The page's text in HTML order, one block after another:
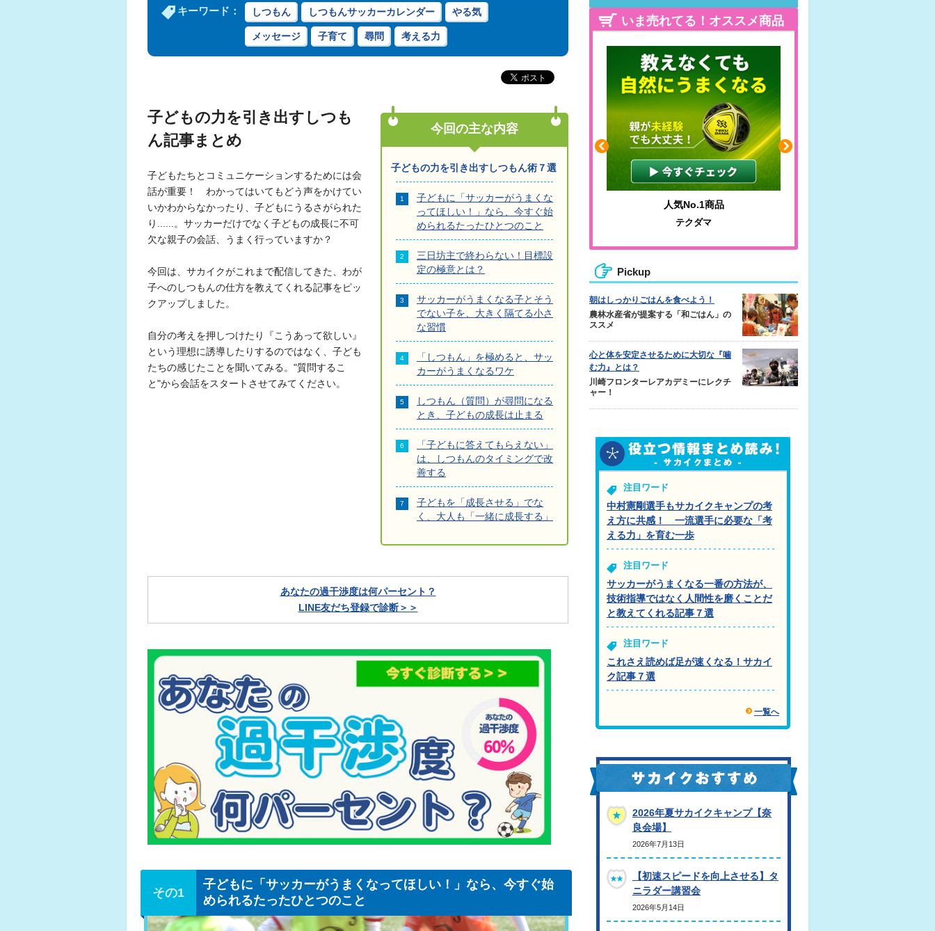
キーワード： しつもん しつもんサッカーカレンダー やる気
メッセージ 子育て 尋問 考える力
今回の主な内容
子どもの力を引き出すしつもん術７選
子どもに「サッカーがうまくな
ってほしい！」なら、今すぐ始
められるたったひとつのこと
三日坊主で終わらない！目標設
定の極意とは？
サッカーがうまくなる子とそう
でない子を、大きく隔てる小さ
な習慣
「しつもん」を極めると、サッ
カーがうまくなるワケ
しつもん（質問）が尋問になる
とき、子どもの成長は止まる
「子どもに答えてもらえない」
は、しつもんのタイミングで改
善する
子どもを「成長させる」でな
く、大人も「一緒に成長する」
子どもの力を引き出すしつも
ん記事まとめ
子どもたちとコミュニケーションするためには会
話が重要！ わかってはいてもどう声をかけてい
いかわからなかったり、子どもにうるさがられた
り......。サッカーだけでなく子どもの成長に不可
欠な親子の会話、うまく行っていますか？
今回は、サカイクがこれまで配信してきた、わが
子へのしつもんの仕方を教えてくれる記事をピッ
クアップしました。
自分の考えを押しつけたり『こうあって欲しい』
という理想に誘導したりするのではなく、子ども
たちの感じたことを聞いてみる。"質問するこ
と"から会話をスタートさせてみてください。
あなたの過干渉度は何パーセント？
LINE友だち登録で診断＞＞
子どもに「サッカーがうまくなってほしい！」なら、今すぐ始
められるたったひとつのこと
いま売れてる！オススメ商品
ふくらはぎの張りや疲れに
ジュニアレッグリカバリー
人気No.1商品
テクダマ
Pickup
朝はしっかりごはんを食べよう！
農林水産省が提案する「和ごはん」の
ススメ
心と体を安定させるために大切な『噛
む力』とは？
川崎フロンターレアカデミーにレクチ
ャー！
注目ワード
中村憲剛選手もサカイクキャンプの考
え方に共感！ 一流選手に必要な「考
える力」を育む一歩
注目ワード
サッカーがうまくなる一番の方法が、
技術指導ではなく人間性を磨くことだ
と教えてくれる記事７選
注目ワード
これさえ読めば足が速くなる！サカイ
ク記事７選
一覧へ
2026年夏サカイクキャンプ【奈
良会場】
2026年7月13日
【初速スピードを向上させる】タ
ニラダー講習会
2026年5月14日